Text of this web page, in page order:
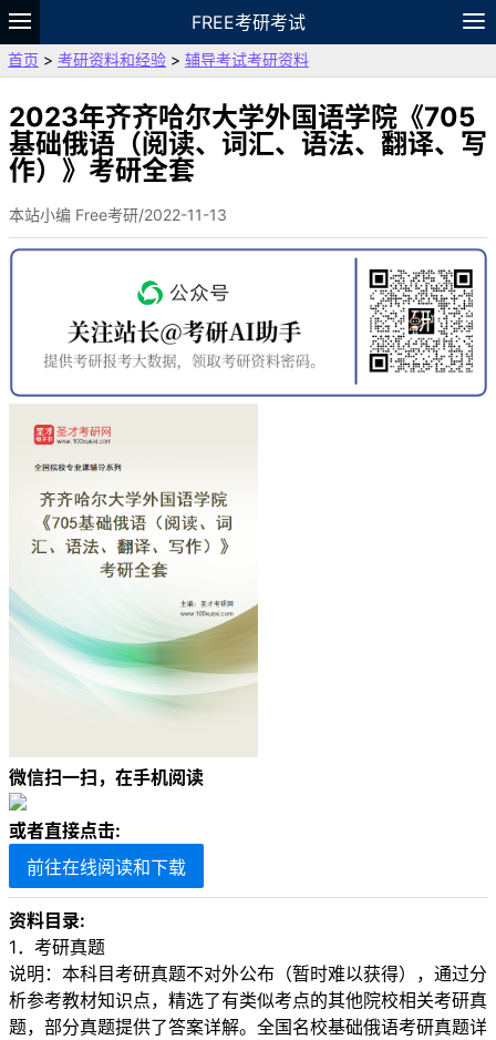
FREE考研考试
题库
故事 专题 APP 笔记
VIP
资料
首页 > 考研资料和经验 > 辅导考试考研资料
2023年齐齐哈尔大学外国语学院《705
基础俄语（阅读、词汇、语法、翻译、写
作）》考研全套
本站小编 Free考研/2022-11-13
微信扫一扫，在手机阅读
或者直接点击:
前往在线阅读和下载
资料目录:
1．考研真题
说明：本科目考研真题不对外公布（暂时难以获得），通过分
析参考教材知识点，精选了有类似考点的其他院校相关考研真
题，部分真题提供了答案详解。全国名校基础俄语考研真题详